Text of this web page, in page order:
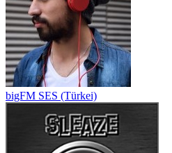
bigFM SES (Türkei)